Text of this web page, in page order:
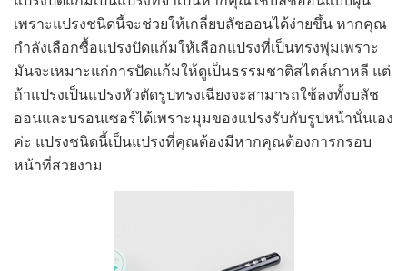
เพราะแปรงชนิดนี้จะช่วยให้เกลี่ยบลัชออนได้ง่ายขึ้น หากคุณ
กำลังเลือกซื้อแปรงปัดแก้มให้เลือกแปรงที่เป็นทรงพุ่มเพราะ
มันจะเหมาะแก่การปัดแก้มให้ดูเป็นธรรมชาติสไตล์เกาหลี แต่
ถ้าแปรงเป็นแปรงหัวตัดรูปทรงเฉียงจะสามารถใช้ลงทั้งบลัช
ออนและบรอนเซอร์ได้เพราะมุมของแปรงรับกับรูปหน้านั่นเอง
ค่ะ แปรงชนิดนี้เป็นแปรงที่คุณต้องมีหากคุณต้องการกรอบ
หน้าที่สวยงาม